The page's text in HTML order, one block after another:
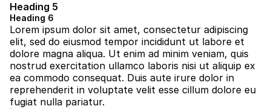
Heading 5
Heading 6
Lorem ipsum dolor sit amet, consectetur adipiscing
elit, sed do eiusmod tempor incididunt ut labore et
dolore magna aliqua. Ut enim ad minim veniam, quis
nostrud exercitation ullamco laboris nisi ut aliquip ex
ea commodo consequat. Duis aute irure dolor in
reprehenderit in voluptate velit esse cillum dolore eu
fugiat nulla pariatur.